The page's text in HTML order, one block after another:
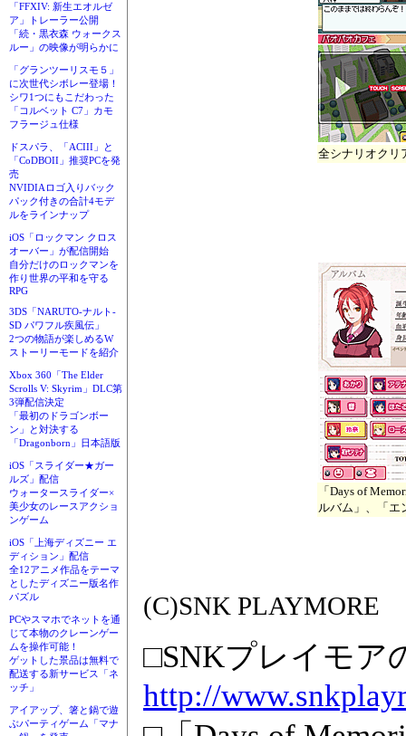
「FFXIV: 新生エオルゼ
ア」トレーラー公開
「続・黒衣森 ウォークス
ルー」の映像が明らかに
「グランツーリスモ５」
に次世代シボレー登場！
シワ1つにもこだわった
「コルベット C7」カモ
フラージュ仕様
ドスパラ、「ACIII」と
「CoDBOII」推奨PCを発
売
NVIDIAロゴ入りバック
パック付きの合計4モデ
ルをラインナップ
iOS「ロックマン クロス
オーバー」が配信開始
自分だけのロックマンを
作り世界の平和を守る
RPG
3DS「NARUTO-ナルト-
SD パワフル疾風伝」
2つの物語が楽しめるW
ストーリーモードを紹介
Xbox 360「The Elder
Scrolls V: Skyrim」DLC第
3弾配信決定
「最初のドラゴンボー
ン」と対決する
「Dragonborn」日本語版
iOS「スライダー★ガー
ルズ」配信
ウォータースライダー×
美少女のレースアクショ
ンゲーム
iOS「上海ディズニー エ
ディション」配信
全12アニメ作品をテーマ
としたディズニー版名作
パズル
PCやスマホでネットを通
じて本物のクレーンゲー
ムを操作可能！
ゲットした景品は無料で
配送する新サービス「ネ
ッチ」
アイアップ、箸と鍋で遊
ぶパーティゲーム「マナ
全シナリオクリ
「Days of
ルバム」、「エ
(C)SNK PLAYMORE
□SNKプレイモア
http://